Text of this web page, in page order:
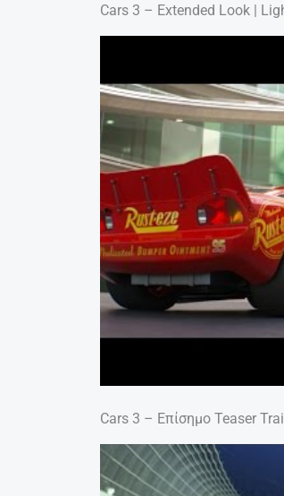
Cars 3 – Extended Look |
Cars 3 – Επίσημο Teaser